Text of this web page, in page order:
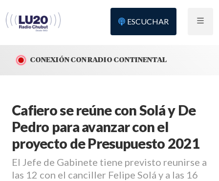
ESCUCHAR
CONEXIÓN CON RADIO CONTINENTAL
Cafiero se reúne con Solá y De
Pedro para avanzar con el
proyecto de Presupuesto 2021
El Jefe de Gabinete tiene previsto reunirse a
las 12 con el canciller Felipe Solá y a las 16